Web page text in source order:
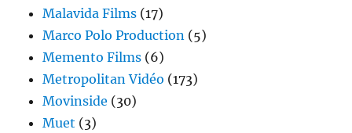
Malavida Films (17)
Marco Polo Production (5)
Memento Films (6)
Metropolitan Vidéo (173)
Movinside (30)
Muet (3)